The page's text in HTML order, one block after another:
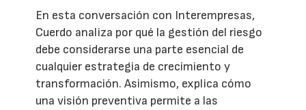
En esta conversación con Interempresas,
Cuerdo analiza por qué la gestión del riesgo
debe considerarse una parte esencial de
cualquier estrategia de crecimiento y
transformación. Asimismo, explica cómo
una visión preventiva permite a las